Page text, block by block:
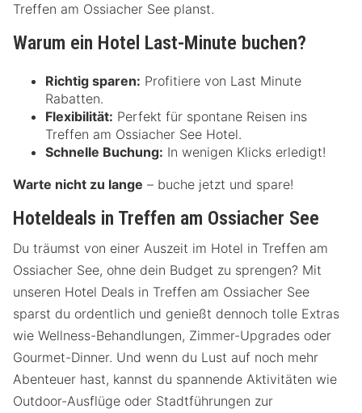
Treffen am Ossiacher See planst.
Warum ein Hotel Last-Minute buchen?
Richtig sparen: Profitiere von Last Minute
Rabatten.
Flexibilität: Perfekt für spontane Reisen ins
Treffen am Ossiacher See Hotel.
Schnelle Buchung: In wenigen Klicks erledigt!
Warte nicht zu lange – buche jetzt und spare!
Hoteldeals in Treffen am Ossiacher See
Du träumst von einer Auszeit im Hotel in Treffen am
Ossiacher See, ohne dein Budget zu sprengen? Mit
unseren Hotel Deals in Treffen am Ossiacher See
sparst du ordentlich und genießt dennoch tolle Extras
wie Wellness-Behandlungen, Zimmer-Upgrades oder
Gourmet-Dinner. Und wenn du Lust auf noch mehr
Abenteuer hast, kannst du spannende Aktivitäten wie
Outdoor-Ausflüge oder Stadtführungen zur